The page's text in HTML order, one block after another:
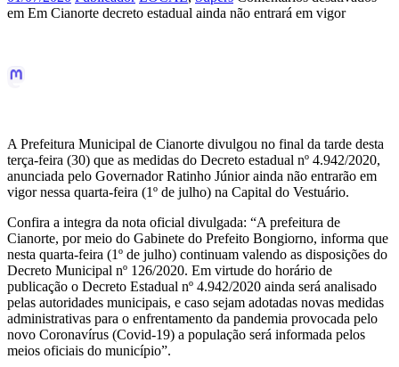
em Em Cianorte decreto estadual ainda não entrará em vigor
A Prefeitura Municipal de Cianorte divulgou no final da tarde desta
terça-feira (30) que as medidas do Decreto estadual nº 4.942/2020,
anunciada pelo Governador Ratinho Júnior ainda não entrarão em
vigor nessa quarta-feira (1º de julho) na Capital do Vestuário.
Confira a integra da nota oficial divulgada: “A prefeitura de
Cianorte, por meio do Gabinete do Prefeito Bongiorno, informa que
nesta quarta-feira (1º de julho) continuam valendo as disposições do
Decreto Municipal nº 126/2020. Em virtude do horário de
publicação o Decreto Estadual nº 4.942/2020 ainda será analisado
pelas autoridades municipais, e caso sejam adotadas novas medidas
administrativas para o enfrentamento da pandemia provocada pelo
novo Coronavírus (Covid-19) a população será informada pelos
meios oficiais do município”.